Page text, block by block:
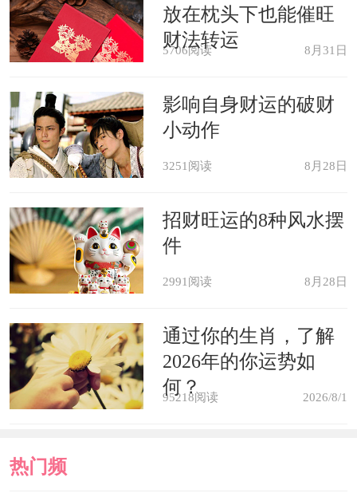
即将会生病。
能有某些原因与他发生了小磨擦，而渐
渐关系疏远了，这个梦是告诉你，现在
正是你们解开心结的大好时机，也许他
现在的心情不大好，你可以主动的去关
心他，化开这个心结。
梦见参加宴会(聚餐吃饭)，这是一
个好梦，如果在宴会上吃的是山珍海
味、喝的是陈年佳酿，表示你在事业上
会大有收获，财富不断累积，而且和朋
梦见在家里与家人一起吃饭，表示
放在枕头下也能催旺
财法转运
5706阅读 8月31日
影响自身财运的破财
小动作
3251阅读 8月28日
招财旺运的8种风水摆
件
2991阅读 8月28日
通过你的生肖，了解
2026年的你运势如
何？
95218阅读 2026/8/1
热门频